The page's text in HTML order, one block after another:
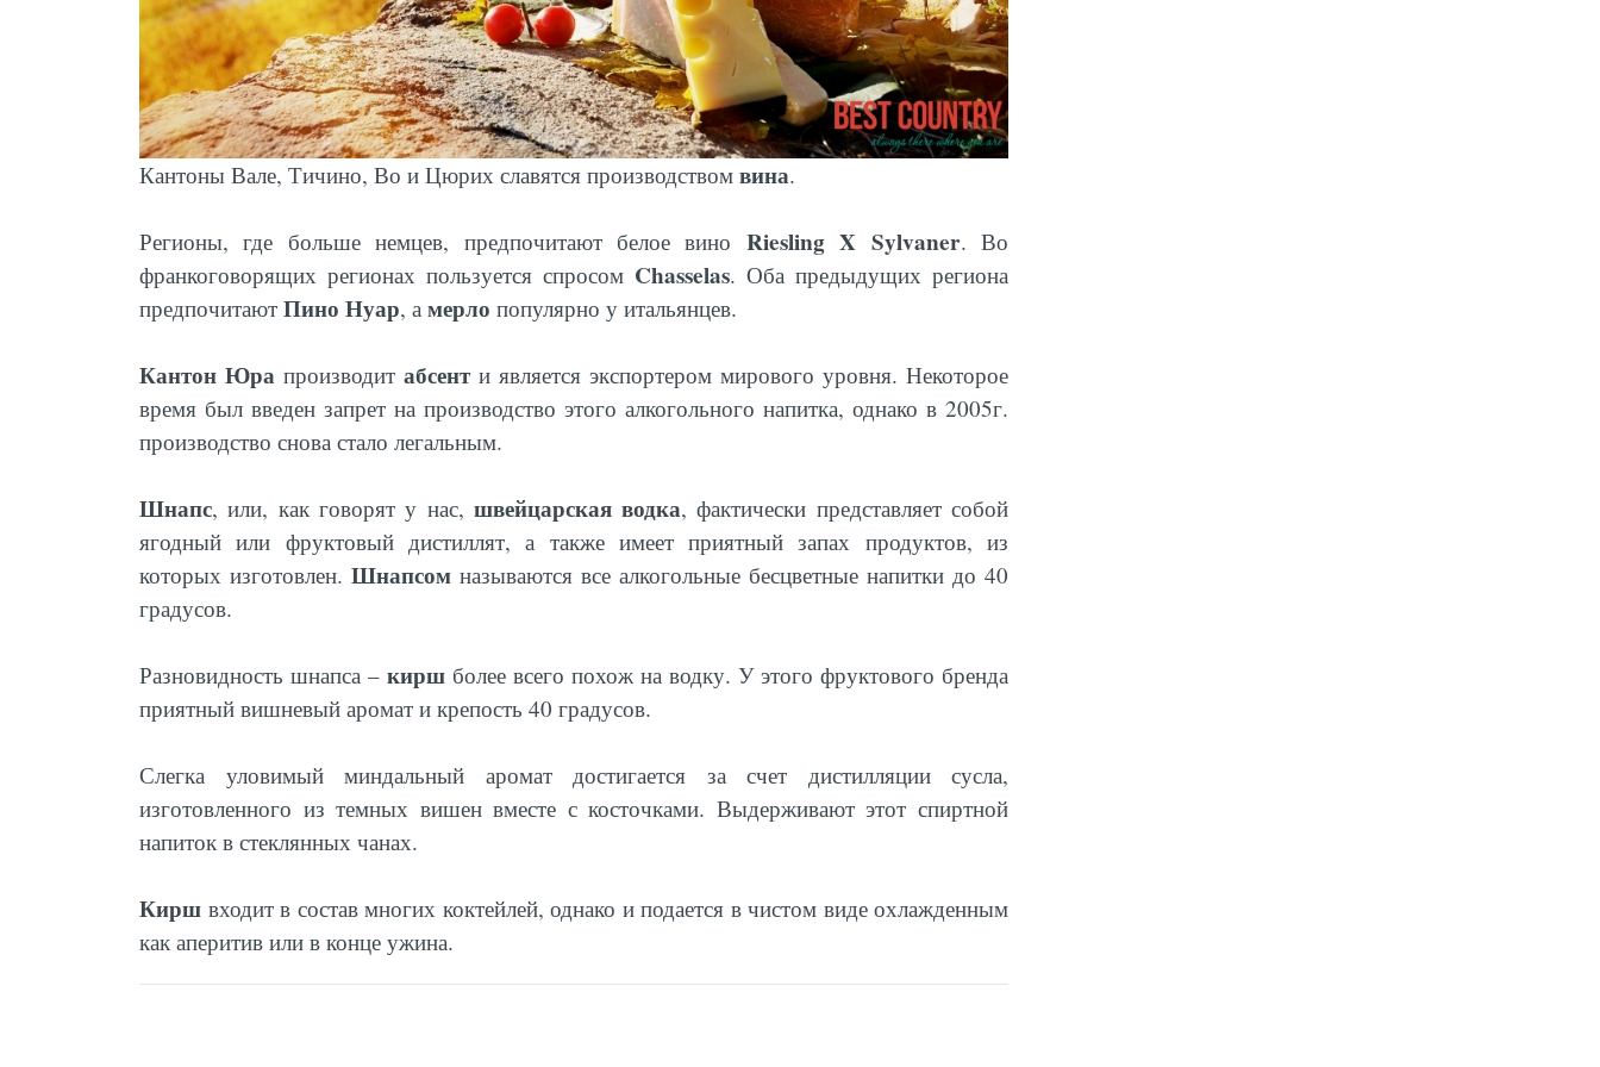
Кантоны Вале, Тичино, Во и Цюрих славятся производством вина.
Регионы, где больше немцев, предпочитают белое вино Riesling X Sylvaner. Во
франкоговорящих регионах пользуется спросом Chasselas. Оба предыдущих региона
предпочитают Пино Нуар, а мерло популярно у итальянцев.
Кантон Юра производит абсент и является экспортером мирового уровня. Некоторое
время был введен запрет на производство этого алкогольного напитка, однако в 2005г.
производство снова стало легальным.
Шнапс, или, как говорят у нас, швейцарская водка, фактически представляет собой
ягодный или фруктовый дистиллят, а также имеет приятный запах продуктов, из
которых изготовлен. Шнапсом называются все алкогольные бесцветные напитки до 40
градусов.
Разновидность шнапса – кирш более всего похож на водку. У этого фруктового бренда
приятный вишневый аромат и крепость 40 градусов.
Слегка уловимый миндальный аромат достигается за счет дистилляции сусла,
изготовленного из темных вишен вместе с косточками. Выдерживают этот спиртной
напиток в стеклянных чанах.
Кирш входит в состав многих коктейлей, однако и подается в чистом виде охлажденным
как аперитив или в конце ужина.